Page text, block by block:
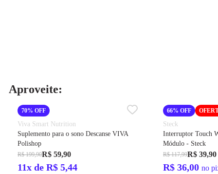
Aproveite:
70% OFF
Viva Smart Nutrition
Suplemento para o sono Descanse VIVA
Polishop
R$ 199,90R$ 59,90
11x de R$ 5,44
66% OFF
Steck
Interruptor Touch
Módulo - Steck
R$ 117,99R$ 39,90
R$ 36,00 no